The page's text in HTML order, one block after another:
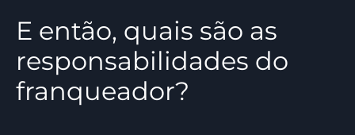
E então, quais são as
responsabilidades do
franqueador?